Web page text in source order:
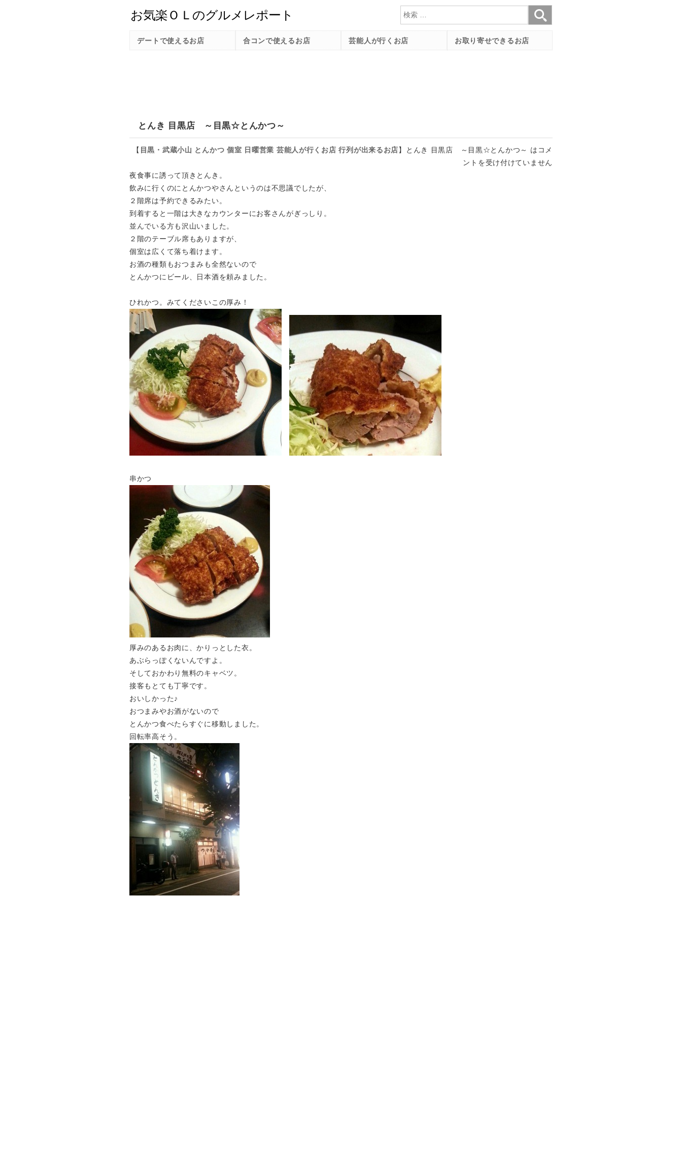
検索
とんき 目黒店 ～目黒☆とんかつ～
【 目黒・武蔵小山 とんかつ 個室 日曜営業 芸能人が行くお店 行列が出来るお店】 とんき 目黒店 ～目黒☆とんかつ～ は コメ
ントを受け付けていません
夜食事に誘って頂きとんき。
飲みに行くのにとんかつやさんというのは不思議でしたが、
２階席は予約できるみたい。
到着すると一階は大きなカウンターにお客さんがぎっしり。
並んでいる方も沢山いました。
２階のテーブル席もありますが、
個室は広くて落ち着けます。
お酒の種類もおつまみも全然ないので
とんかつにビール、日本酒を頼みました。
ひれかつ。みてくださいこの厚み！
串かつ
厚みのあるお肉に、かりっとした衣。
あぶらっぽくないんですよ。
そしておかわり無料のキャベツ。
接客もとても丁寧です。
おいしかった♪
おつまみやお酒がないので
とんかつ食べたらすぐに移動しました。
回転率高そう。
デートで使えるお店 合コンで使えるお店 芸能人が行くお店 お取り寄せできるお店